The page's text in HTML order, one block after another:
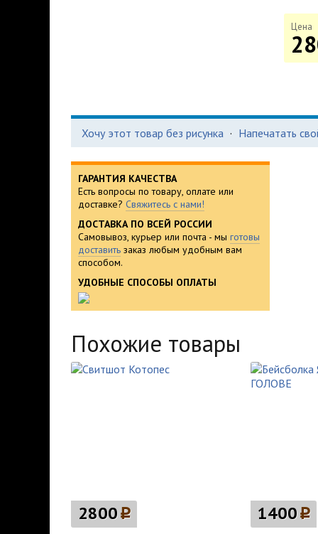
Цена
Хочу этот товар без рисунка · Напечатать
ГАРАНТИЯ КАЧЕСТВА
Есть вопросы по товару, оплате или
доставке? Свяжитесь с нами!
ДОСТАВКА ПО ВСЕЙ РОССИИ
Самовывоз, курьер или почта - мы готовы
доставить заказ любым удобным вам
способом.
УДОБНЫЕ СПОСОБЫ ОПЛАТЫ
Похожие товары
2800p 1400p